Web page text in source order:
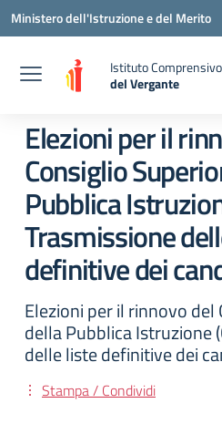
Vai ai contenuti
Vai al menu di navigazione
Vai al footer
Ministero dell'Istruzione e del Merito
Istituto
del Vergante
— Visita la pagina
Elezioni per il
Consiglio
Pubblica
Trasmissione
definitive dei
Elezioni per il rinnovo
della Pubblica Istruzione
delle liste definitive dei
Stampa / Condividi